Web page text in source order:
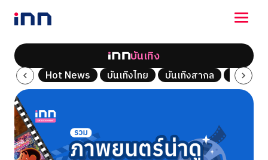
NEWS
ENTERTAINMENT
LIFESTYLE
HOROSCOPE
LOTTERY
VIDEO
ร่วมด้วยช่วยกัน
บันเทิง
ซีรี่ส์ Hot News บันเทิงไทย บันเทิงสากล เพลง